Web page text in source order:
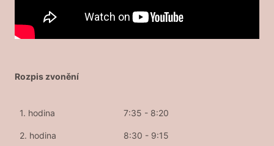
Rozpis zvonění
1. hodina 7:35 - 8:20
2. hodina 8:30 - 9:15